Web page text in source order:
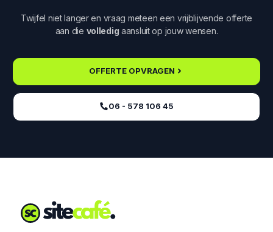
Twijfel niet langer en vraag meteen een vrijblijvende offerte
aan die volledig aansluit op jouw wensen.
OFFERTE OPVRAGEN
06 - 578 106 45‬